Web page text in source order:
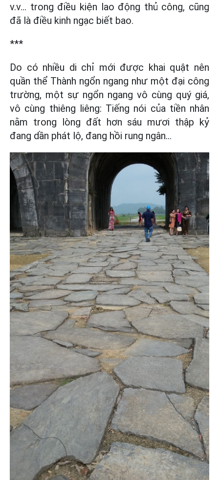
v.v… trong điều kiện lao động thủ công, cũng
đã là điều kinh ngạc biết bao.
***
Do có nhiều di chỉ mới được khai quật nên
quần thể Thành ngổn ngang như một đại công
trường, một sự ngổn ngang vô cùng quý giá,
vô cùng thiêng liêng: Tiếng nói của tiền nhân
nằm trong lòng đất hơn sáu mươi thập kỷ
đang dần phát lộ, đang hồi rung ngân...